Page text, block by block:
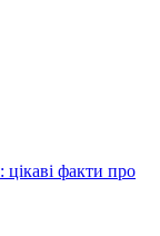
факти про